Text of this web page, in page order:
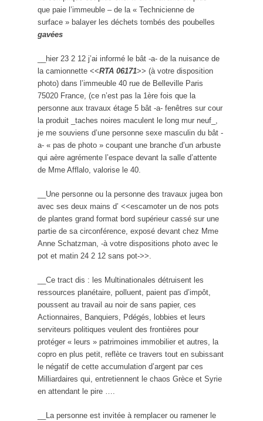
que paie l’immeuble – de la « Technicienne de
surface » balayer les déchets tombés des poubelles
gavées
__hier 23 2 12 j’ai informé le bât -a- de la nuisance de
la camionnette <<RTA 06171>> (à votre disposition
photo) dans l’immeuble 40 rue de Belleville Paris
75020 France, (ce n’est pas la 1ère fois que la
personne aux travaux étage 5 bât -a- fenêtres sur cour
la produit _taches noires maculent le long mur neuf_,
je me souviens d’une personne sexe masculin du bât -
a- « pas de photo » coupant une branche d’un arbuste
qui aère agrémente l’espace devant la salle d’attente
de Mme Afflalo, valorise le 40.
__Une personne ou la personne des travaux jugea bon
avec ses deux mains d’ <<escamoter un de nos pots
de plantes grand format bord supérieur cassé sur une
partie de sa circonférence, exposé devant chez Mme
Anne Schatzman, -à votre dispositions photo avec le
pot et matin 24 2 12 sans pot->>.
__Ce tract dis : les Multinationales détruisent les
ressources planétaire, polluent, paient pas d’impôt,
poussent au travail au noir de sans papier, ces
Actionnaires, Banquiers, Pdégés, lobbies et leurs
serviteurs politiques veulent des frontières pour
protéger « leurs » patrimoines immobilier et autres, la
copro en plus petit, reflète ce travers tout en subissant
le négatif de cette accumulation d’argent par ces
Milliardaires qui, entretiennent le chaos Grèce et Syrie
en attendant le pire ….
__La personne est invitée à remplacer ou ramener le